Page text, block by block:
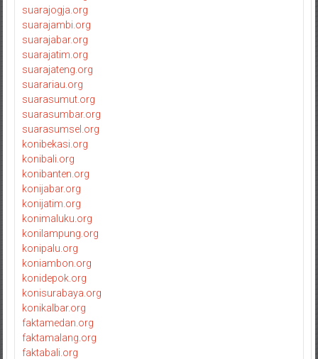
suarajogja.org
suarajambi.org
suarajabar.org
suarajatim.org
suarajateng.org
suarariau.org
suarasumut.org
suarasumbar.org
suarasumsel.org
konibekasi.org
konibali.org
konibanten.org
konijabar.org
konijatim.org
konimaluku.org
konilampung.org
konipalu.org
koniambon.org
konidepok.org
konisurabaya.org
konikalbar.org
faktamedan.org
faktamalang.org
faktabali.org